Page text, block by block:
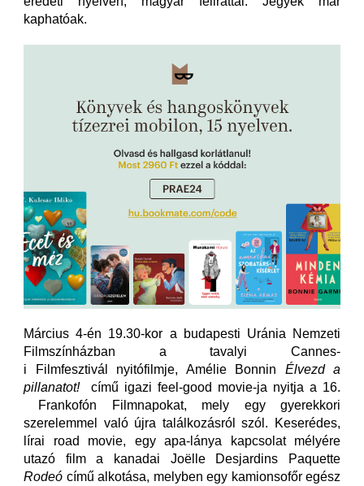
kaphatóak.
Március 4-én 19.30-kor a budapesti Uránia Nemzeti
Filmszínházban a tavalyi Cannes-
i Filmfesztivál nyitófilmje, Amélie Bonnin Élvezd a
pillanatot!
című igazi feel-good movie-ja nyitja a 16.
Frankofón Filmnapokat, mely egy gyerekkori
szerelemmel való újra találkozásról szól. Keserédes,
lírai road movie, egy apa-lánya kapcsolat mélyére
utazó film a kanadai Joëlle Desjardins Paquette
Rodeó című alkotása, melyben egy kamionsofőr egész